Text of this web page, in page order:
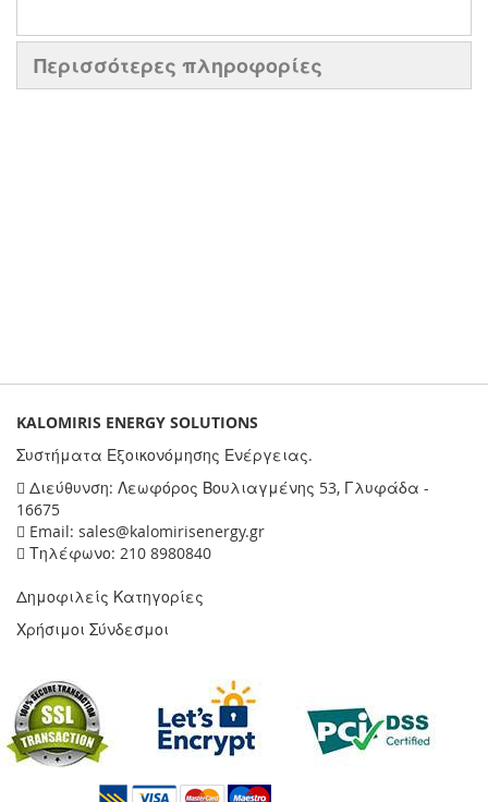
Περισσότερες πληροφορίες
KALOMIRIS ENERGY SOLUTIONS
Συστήματα Εξοικονόμησης Ενέργειας.
Διεύθυνση: Λεωφόρος Βουλιαγμένης 53, Γλυφάδα -
16675
Email: sales@kalomirisenergy.gr
Τηλέφωνο: 210 8980840
Δημοφιλείς Κατηγορίες
Χρήσιμοι Σύνδεσμοι